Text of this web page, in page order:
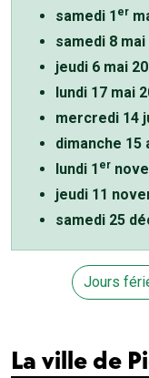
samedi 1 er
samedi 8 mai
jeudi 6 mai
lundi 17 mai
mercredi 14
dimanche 15
lundi 1 er
jeudi 11
samedi 25
Jours
La ville de